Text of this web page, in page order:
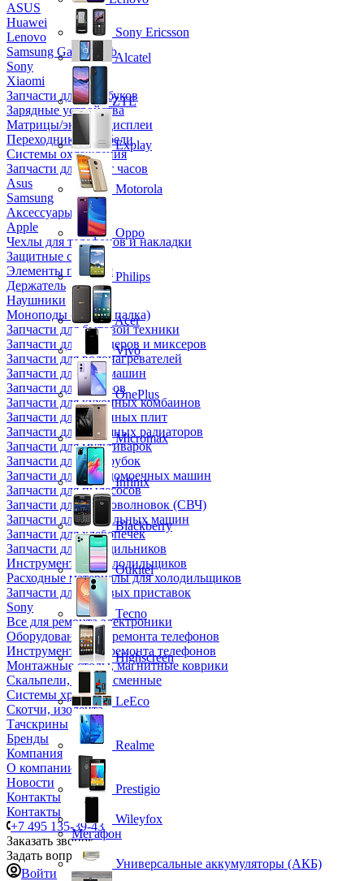
ASUS
Huawei
Lenovo
Samsung Galaxy Tab
Sony
Xiaomi
Запчасти для ноутбуков
Зарядные устройства
Матрицы/экраны/дисплеи
Переходники и кабели
Системы охлаждения
Запчасти для смарт часов
Asus
Samsung
Аксессуары
Apple
Чехлы для телефонов и накладки
Защитные стекла
Элементы питания
Держатель
Наушники
Моноподы (Селфи палка)
Запчасти для бытовой техники
Запчасти для блендеров и миксеров
Запчасти для водонагревателей
Запчасти для кофемашин
Запчасти для кулеров
Запчасти для кухонных комбаинов
Запчасти для кухонных плит
Запчасти для масляных радиаторов
Запчасти для мультиварок
Запчасти для мясорубок
Запчасти для посудомоечных машин
Запчасти для пылесосов
Запчасти для микроволновок (СВЧ)
Запчасти для стиральных машин
Запчасти для хлебопечек
Запчасти для холодильников
Инструмент для холодильщиков
Расходные материалы для холодильщиков
Запчасти для игровых приставок
Sony
Все для ремонта электроники
Оборудование для ремонта телефонов
Инструменты для ремонта телефонов
Монтажные столы, магнитные коврики
Скальпели, лезвия сменные
Системы хранения
Скотчи, изолента
Тачскрины
Бренды
Компания
О компании
Новости
Контакты
Контакты
+7 495 135-39-43
Заказать звонок
Задать вопрос
Войти
Sony Ericsson
Alcatel
ZTE
Explay
Motorola
Oppo
Philips
Acer
Vivo
OnePlus
Micromax
Infinix
Blackberry
Oukitel
Tecno
Highscreen
LeEco
Realme
Prestigio
Wileyfox
Мегафон
Универсальные аккумуляторы (АКБ)